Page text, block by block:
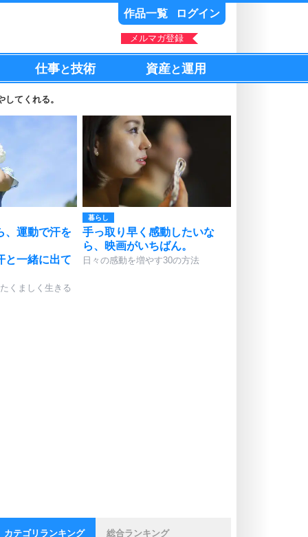
作品一覧 ログイン
メルマガ登録
仕事と技術 資産と運用
てくれる。
、運動で汗を
と一緒に出て
くましく生きる
暮らし
手っ取り早く感動したいな
ら、映画がいちばん。
日々の感動を増やす30の方法
カテゴリランキング 総合ランキング